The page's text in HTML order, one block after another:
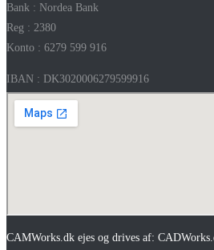
Bank : Nordea Bank
Reg : 2380
Konto : 6279 599 916
IBAN : DK3020006279599916
SWIFT : NDEADKKK
CAMWorks.dk ejes og drives af: